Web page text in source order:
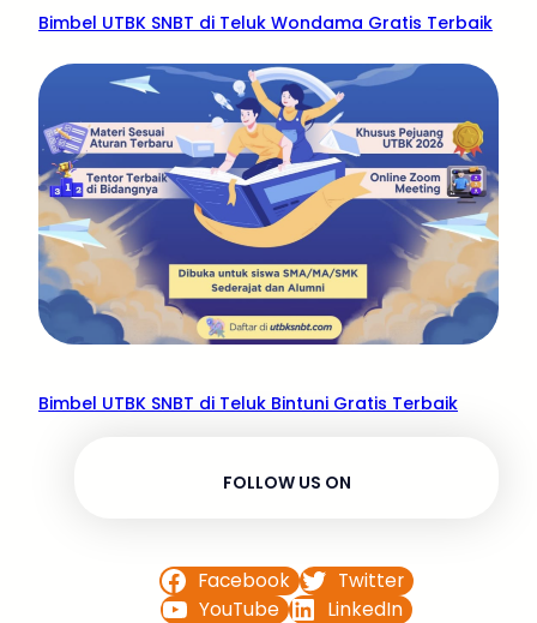
Bimbel UTBK SNBT di Teluk Wondama Gratis Terbaik
Bimbel UTBK SNBT di Teluk Bintuni Gratis Terbaik
FOLLOW US ON
Facebook
Twitter
YouTube
LinkedIn